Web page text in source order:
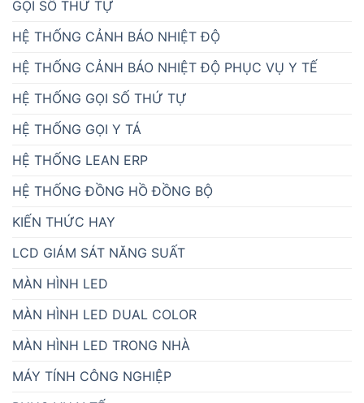
HỆ THỐNG CẢNH BÁO NHIỆT ĐỘ
HỆ THỐNG CẢNH BÁO NHIỆT ĐỘ PHỤC VỤ Y TẾ
HỆ THỐNG GỌI SỐ THỨ TỰ
HỆ THỐNG GỌI Y TÁ
HỆ THỐNG LEAN ERP
HỆ THỐNG ĐỒNG HỒ ĐỒNG BỘ
KIẾN THỨC HAY
LCD GIÁM SÁT NĂNG SUẤT
MÀN HÌNH LED
MÀN HÌNH LED DUAL COLOR
MÀN HÌNH LED TRONG NHÀ
MÁY TÍNH CÔNG NGHIỆP